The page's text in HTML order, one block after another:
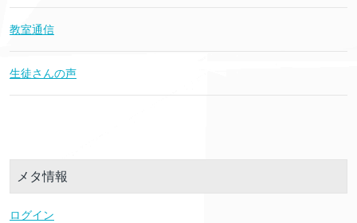
教室通信
生徒さんの声
メタ情報
ログイン